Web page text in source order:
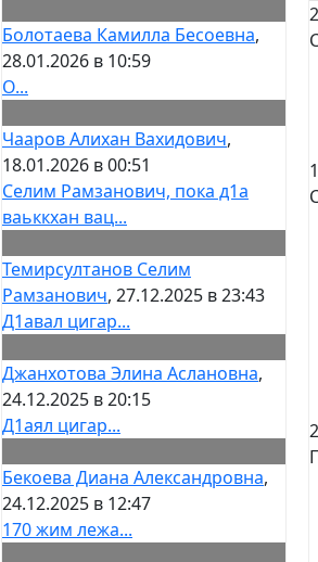
Болотаева Камилла Бесоевна,
28.01.2026 в 10:59
О...
Чааров Алихан Вахидович,
18.01.2026 в 00:51
Селим Рамзанович, пока д1а
ваьккхан вац...
Темирсултанов Селим
Рамзанович, 27.12.2025 в 23:43
Д1авал цигар...
Джанхотова Элина Аслановна,
24.12.2025 в 20:15
Д1аял цигар...
Бекоева Диана Александровна,
24.12.2025 в 12:47
170 жим лежа...